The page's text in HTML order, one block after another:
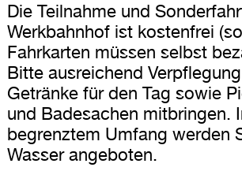
Die Teilnahme und
Werkbahnhof ist kostenfrei
Fahrkarten müssen selbst
Bitte ausreichend
Getränke für den Tag sowie
und Badesachen mitbringen.
begrenztem Umfang werden
Wasser angeboten.